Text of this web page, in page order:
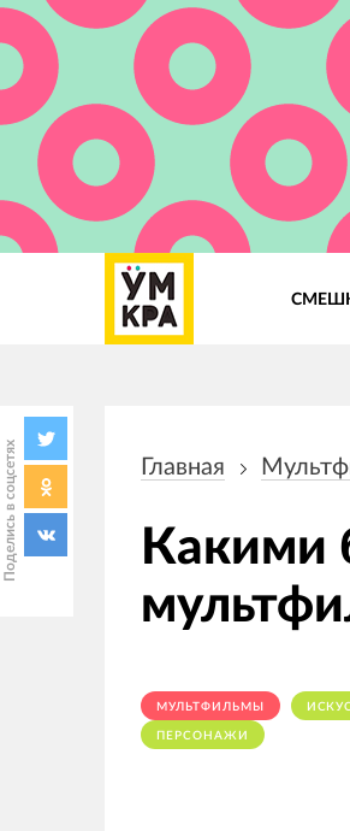
Поделись в соцсетях навигации
Главная
Какими
МУЛЬТФИЛЬМЫ
ПЕРСОНАЖИ